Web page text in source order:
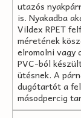
utazós
is. Nyakadba
Vildex RPET
méretének
elromolni vagy
PVC-ból
ütésnek. A
dugótartót a
másodpercig